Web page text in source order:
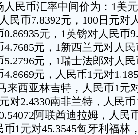
民币汇率中间价为：1美
民币7.8392元，100日元对
元，1英镑对人民币
元，1新西兰元对人
元，1瑞士法郎对人
元，人民币1元对
来西亚林吉特，人民币1元
对2.4330南非兰特，人民
阿联酋迪拉姆，人民
币1元对45.3545匈牙利福林